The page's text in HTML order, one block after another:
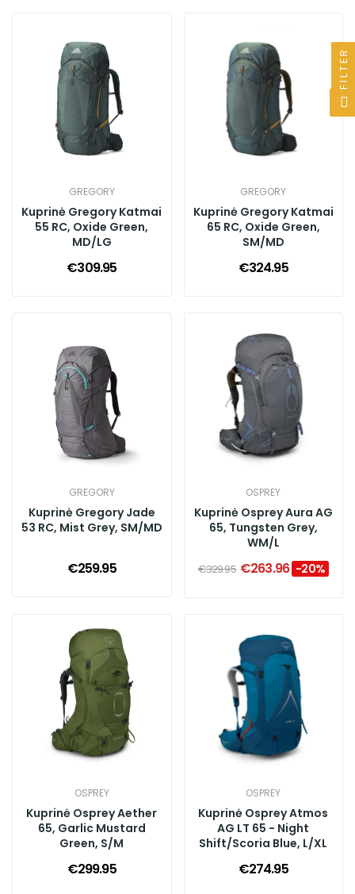
GREGORY
Kuprinė Gregory Katmai
55 RC, Oxide Green,
MD/LG
€309.95
GREGORY
Kuprinė Gregory Katmai
65 RC, Oxide Green,
SM/MD
€324.95
GREGORY
Kuprinė Gregory Jade
53 RC, Mist Grey, SM/MD
€259.95
OSPREY
Kuprinė Osprey Aura AG
65, Tungsten Grey,
WM/L
€329.95 €263.96 -20%
OSPREY
Kuprinė Osprey Aether
65, Garlic Mustard
Green, S/M
€299.95
OSPREY
Kuprinė Osprey Atmos
AG LT 65 - Night
Shift/Scoria Blue, L/XL
€274.95
FILTER